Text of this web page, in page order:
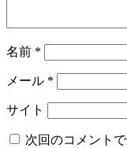
名前 *
メール *
サイト
次回のコメント